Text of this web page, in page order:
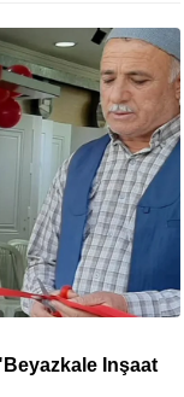
İnşaat